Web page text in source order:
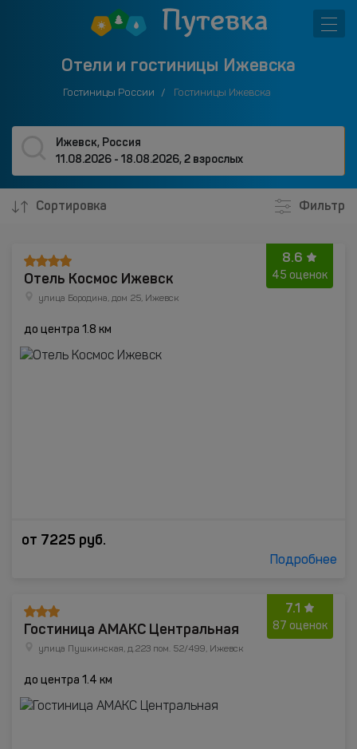
Отели и гостиницы Ижевска
Гостиницы России Гостиницы Ижевска
Ижевск, Россия
11.08.2026 - 18.08.2026,2 взрослых
Сортировка Фильтр
8.6
45 оценок
Отель Космос Ижевск
улица Бородина, дом 25, Ижевск
до центра 1.8 км
от 7225 руб.
Подробнее
7.1
87 оценок
Гостиница АМАКС Центральная
улица Пушкинская, д.223 пом. 52/499, Ижевск
до центра 1.4 км